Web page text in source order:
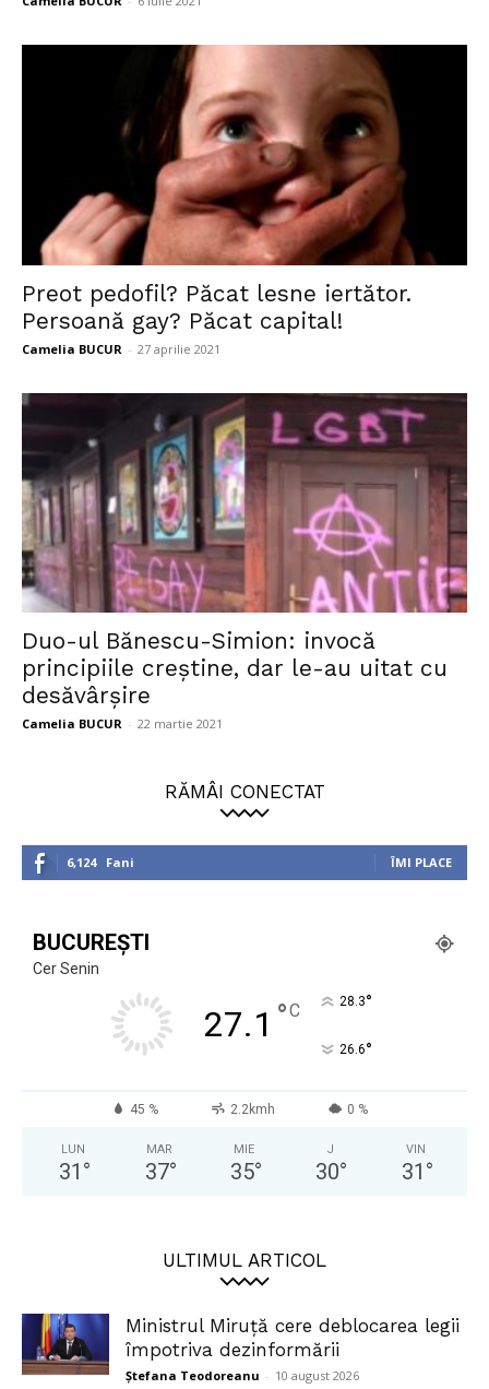
Preot pedofil? Păcat lesne iertător.
Persoană gay? Păcat capital!
Camelia BUCUR - 27 aprilie 2021
Duo-ul Bănescu-Simion: invocă
principiile creștine, dar le-au uitat cu
desăvârșire
Camelia BUCUR - 22 martie 2021
RĂMÂI CONECTAT
6,124 Fani ÎMI PLACE
BUCUREȘTI
Cer Senin
27.1 °C 28.3°
26.6°
45 % 2.2kmh 0 %
LUN
31 °
MAR
37°
MIE
35°
J
30°
VIN
31 °
ULTIMUL ARTICOL
Ministrul Miruță cere deblocarea legii
împotriva dezinformării
Ștefana Teodoreanu - 10 august 2026